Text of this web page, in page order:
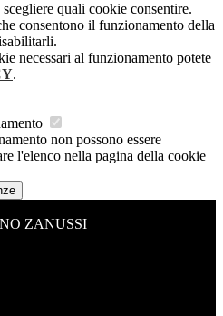
quali cookie consentire.
consentono il funzionamento della
necessari al funzionamento potete
.
non possono essere
l'elenco nella pagina della cookie
ZANUSSI